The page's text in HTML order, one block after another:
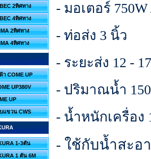
2ทิศทาง
4ทิศทาง
2ทิศทาง
4ทิศทาง
COME UP
UP380V
UP
แขวน CWS
1-3ตัน
1 ตัน 6M
- มอเตอร์ 750W
- ท่อส่ง 3 นิ้ว
- ระยะส่ง 12 -
- ปริมาณน้ำ
- น้ำหนักเครื่อง
- ใช้กับน้ำสะอ